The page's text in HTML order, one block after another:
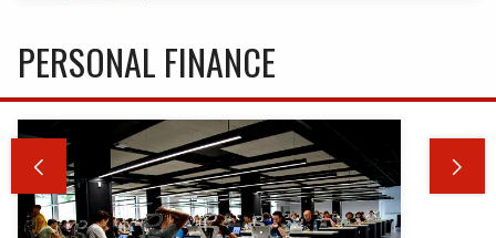
PERSONAL FINANCE
 